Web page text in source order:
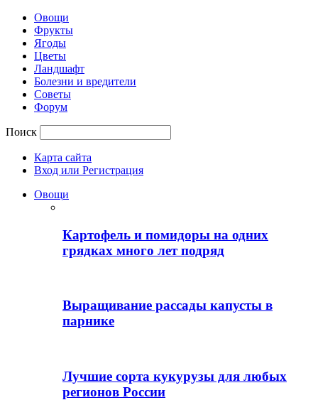
Овощи
Фрукты
Ягоды
Цветы
Ландшафт
Болезни и вредители
Советы
Форум
Поиск
Карта сайта
Вход или Регистрация
Овощи
Картофель и помидоры на одних
грядках много лет подряд
Выращивание рассады капусты в
парнике
Лучшие сорта кукурузы для любых
регионов России